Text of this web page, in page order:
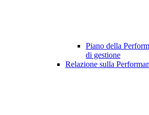
Piano della
di gestione
Relazione sulla